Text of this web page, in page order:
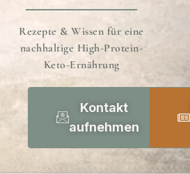
Rezepte & Wissen für eine
nachhaltige High-Protein-
Keto-Ernährung
Kontakt
aufnehmen